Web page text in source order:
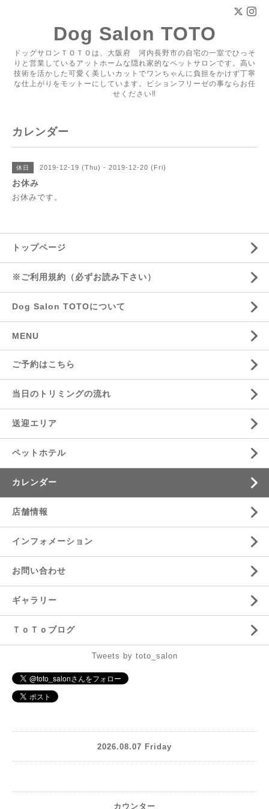
Dog Salon TOTO
ドッグサロンＴＯＴＯは、大阪府 河内長野市の自宅の一室でひっそ
りと営業しているアットホームな隠れ家的なペットサロンです。高い
技術を活かした可愛く美しいカットでワンちゃんに負担をかけず丁寧
な仕上がりをモットーにしています。ビションフリーゼの事ならお任
せください‼
カレンダー
休日 2019-12-19 (Thu) - 2019-12-20 (Fri)
お休み
お休みです。
トップページ
※ご利用規約（必ずお読み下さい）
Dog Salon TOTOについて
MENU
ご予約はこちら
当日のトリミングの流れ
送迎エリア
ペットホテル
カレンダー
店舗情報
インフォメーション
お問い合わせ
ギャラリー
ＴｏＴｏブログ
Tweets by toto_salon
2026.08.07 Friday
カウンター